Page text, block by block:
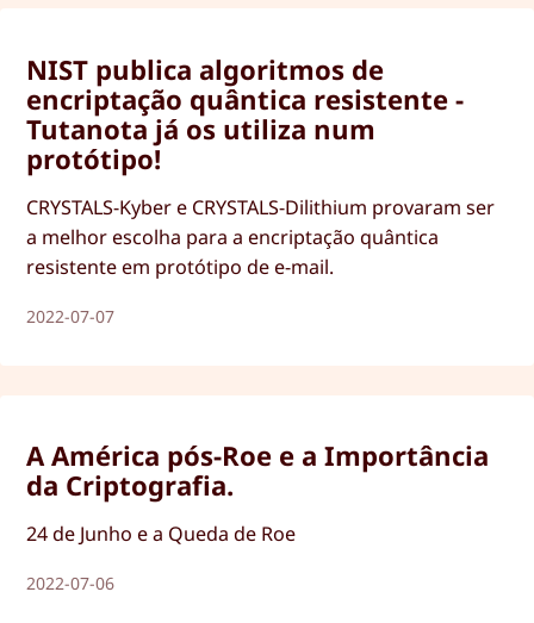
NIST publica algoritmos de
encriptação quântica resistente -
Tutanota já os utiliza num
protótipo!
CRYSTALS-Kyber e CRYSTALS-Dilithium provaram ser
a melhor escolha para a encriptação quântica
resistente em protótipo de e-mail.
2022-07-07
A América pós-Roe e a Importância
da Criptografia.
24 de Junho e a Queda de Roe
2022-07-06